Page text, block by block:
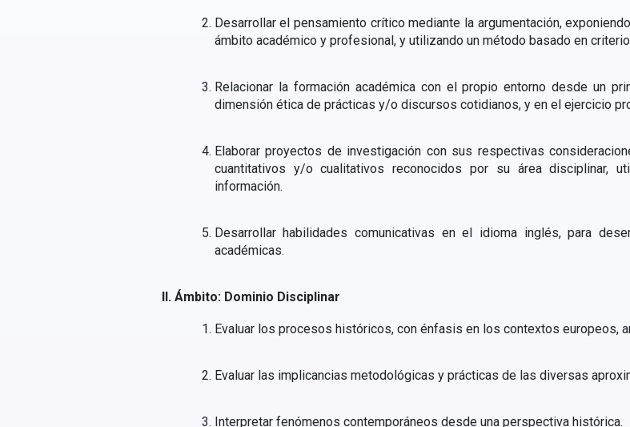
Desarrollar el pensamiento crítico mediante la argumentación,
ámbito académico y profesional, y utilizando un método basado en
Relacionar la formación académica con el propio entorno desde un
dimensión ética de prácticas y/o discursos cotidianos, y en el ejercicio
Elaborar proyectos de investigación con sus respectivas
cuantitativos y/o cualitativos reconocidos por su área disciplinar,
información.
Desarrollar habilidades comunicativas en el idioma inglés, para
académicas.
II. Ámbito: Dominio Disciplinar
Evaluar los procesos históricos, con énfasis en los contextos europeos,
Evaluar las implicancias metodológicas y prácticas de las diversas
Interpretar fenómenos contemporáneos desde una perspectiva histórica.